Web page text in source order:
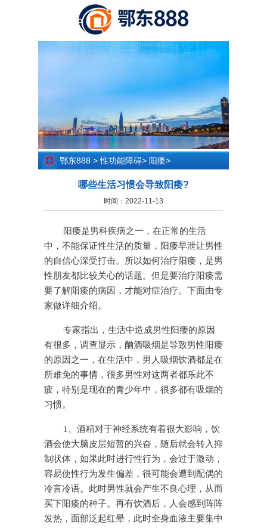
鄂东888 >性功能障碍> 阳痿>
哪些生活习惯会导致阳痿?
时间：2022-11-13
阳痿是男科疾病之一，在正常的生活
中，不能保证性生活的质量，阳痿早泄让男性
的自信心深受打击。所以如何治疗阳痿，是男
性朋友都比较关心的话题。但是要治疗阳痿需
要了解阳痿的病因，才能对症治疗。下面由专
家做详细介绍。
专家指出，生活中造成男性阳痿的原因
有很多，调查显示，酗酒吸烟是导致男性阳痿
的原因之一，在生活中，男人吸烟饮酒都是在
所难免的事情，很多男性对这两者都乐此不
疲，特别是现在的青少年中，很多都有吸烟的
习惯。
1、酒精对于神经系统有着很大影响，饮
酒会使大脑皮层短暂的兴奋，随后就会转入抑
制状体，如果此时进行性行为，会过于激动，
容易使性行为发生偏差，很可能会遭到配偶的
冷言冷语。此时男性就会产生不良心理，从而
买下阳痿的种子。再有饮酒后，人会感到阵阵
发热，面部泛起红晕，此时全身血液主要集中